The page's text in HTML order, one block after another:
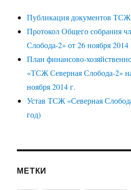
Публикация документов
Протокол Общего собрания
Слобода-2» от 26 ноября 2014
План финансово-
«ТСЖ Северная Слобода-2»
ноября 2014 г.
Устав ТСЖ «Северная
год)
МЕТКИ